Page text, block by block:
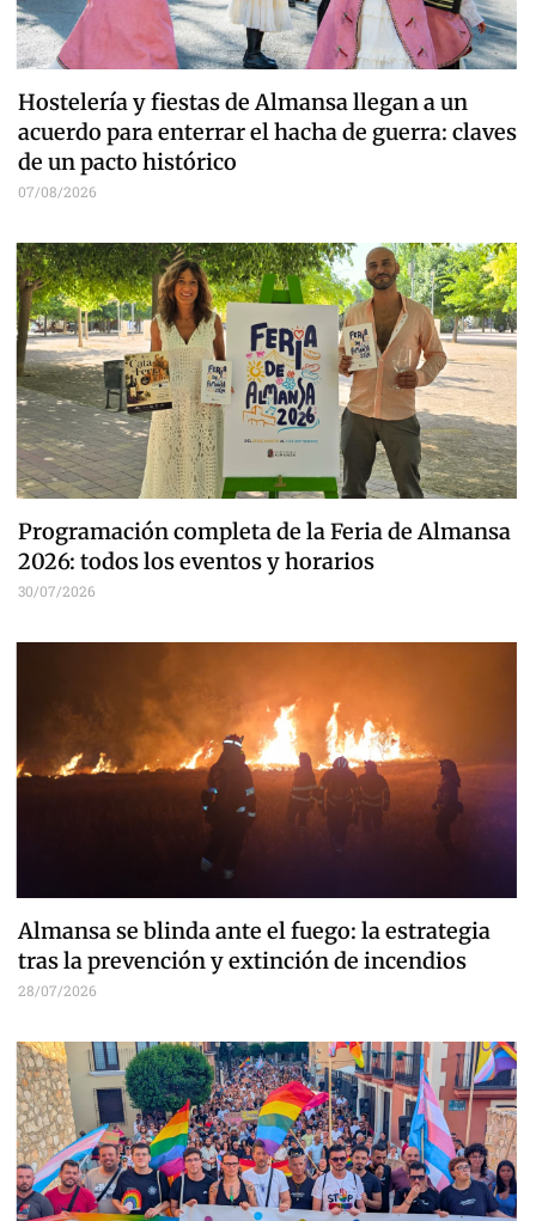
Hostelería y fiestas de Almansa llegan a un
acuerdo para enterrar el hacha de guerra: claves
de un pacto histórico
07/08/2026
Programación completa de la Feria de Almansa
2026: todos los eventos y horarios
30/07/2026
Almansa se blinda ante el fuego: la estrategia
tras la prevención y extinción de incendios
28/07/2026